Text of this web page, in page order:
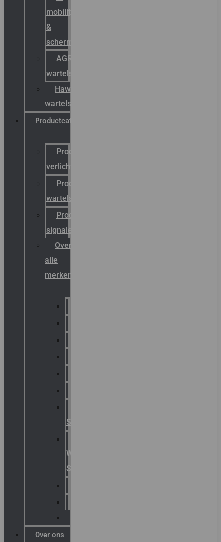
mobility
&
schermstromen
AGRO
wartels
Hawke
wartels
Productcatalogus
Productcatalogus
verlichting
Productcatalogus
wartels
Productcatalogus
signalering
Overzicht
alle
merken
Signaling
Warning
Signals
Over ons